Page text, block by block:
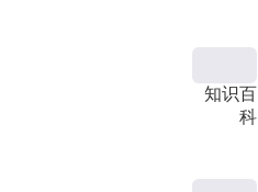
知识百
科